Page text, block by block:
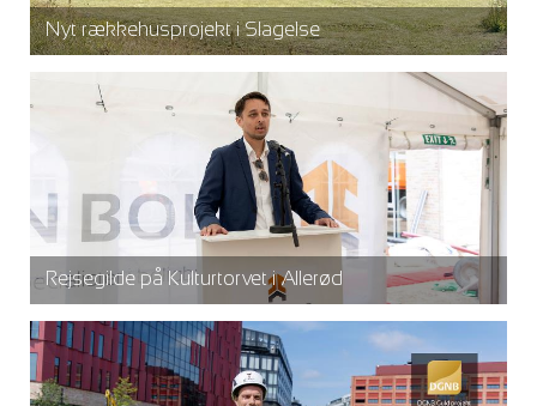
Nyt rækkehusprojekt i Slagelse
Rejsegilde på Kulturtorvet i Allerød